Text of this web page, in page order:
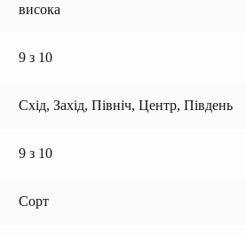
висока
9 з 10
Схід, Захід, Північ, Центр, Південь
9 з 10
Сорт